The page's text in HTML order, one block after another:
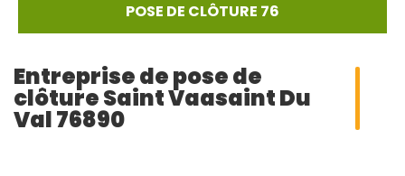
POSE DE CLÔTURE 76
Entreprise de pose de
clôture Saint Vaasaint Du
Val 76890